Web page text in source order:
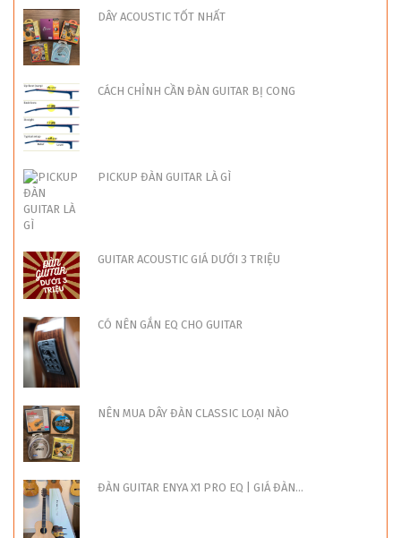
DÂY ACOUSTIC TỐT NHẤT
CÁCH CHỈNH CẦN ĐÀN GUITAR BỊ CONG
PICKUP ĐÀN GUITAR LÀ GÌ
GUITAR ACOUSTIC GIÁ DƯỚI 3 TRIỆU
CÓ NÊN GẮN EQ CHO GUITAR
NÊN MUA DÂY ĐÀN CLASSIC LOẠI NÀO
ĐÀN GUITAR ENYA X1 PRO EQ | GIÁ ĐÀN...